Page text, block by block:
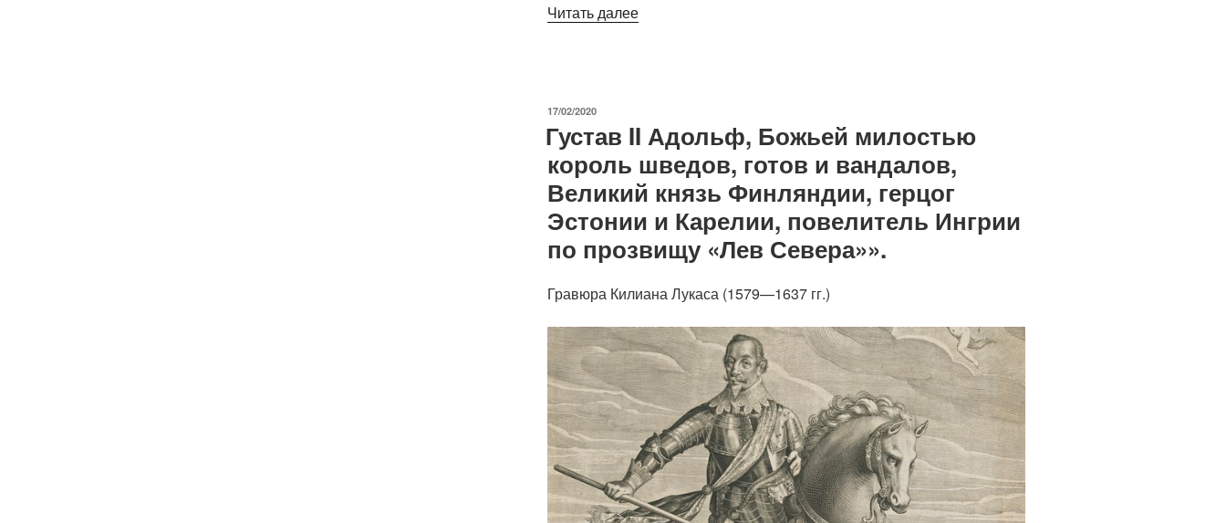
Читать далее«Что
ОПУБЛИКОВАНО
17/02/2020
Густав II Адольф, Божьей милостью
король шведов, готов и вандалов,
Великий князь Финляндии, герцог
Эстонии и Карелии, повелитель Ингрии
по прозвищу «Лев Севера»».
Гравюра Килиана Лукаса (1579—1637 гг.)